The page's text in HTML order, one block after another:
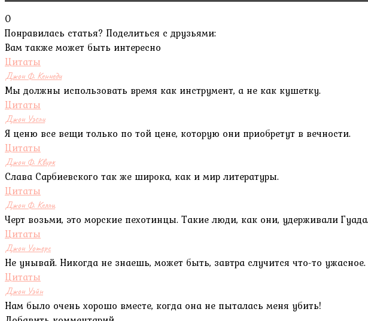
0
Понравилась статья? Поделиться с друзьями:
Вам также может быть интересно
Цитаты
Джон Ф. Кеннеди
Мы должны использовать время как инструмент, а не как кушетку.
Цитаты
Джон Уэсли
Я ценю все вещи только по той цене, которую они приобретут в вечности.
Цитаты
Джон Ф. Квирк
Слава Сарбиевского так же широка, как и мир литературы.
Цитаты
Джон Ф. Келли
Черт возьми, это морские пехотинцы. Такие люди, как они, удерживали
Цитаты
Джон Уотерс
Не унывай. Никогда не знаешь, может быть, завтра случится что-то ужасное.
Цитаты
Джон Уэйн
Нам было очень хорошо вместе, когда она не пыталась меня убить!